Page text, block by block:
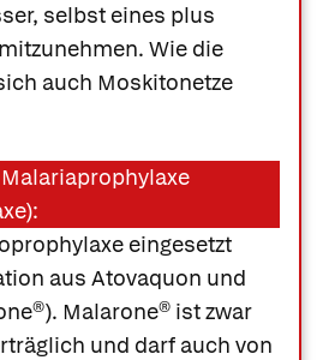
selbst eines plus
Wie die
auch Moskitonetze
eingesetzt
aus Atovaquon und
). Malarone® ist zwar
und darf auch von